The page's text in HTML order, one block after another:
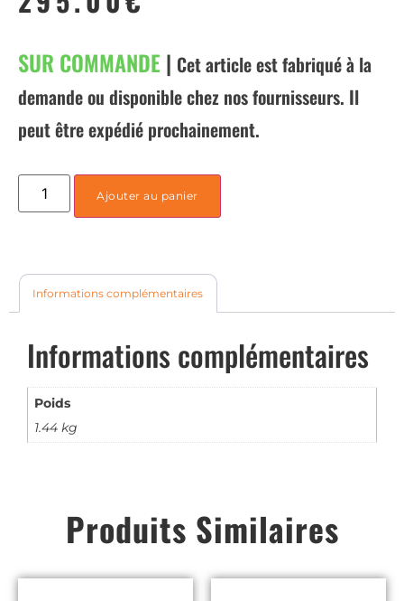
SUR COMMANDE | Cet article est fabriqué à la
demande ou disponible chez nos fournisseurs. Il
peut être expédié prochainement.
Ajouter au panier
Informations complémentaires
Informations complémentaires
Poids
1.44 kg
Produits Similaires